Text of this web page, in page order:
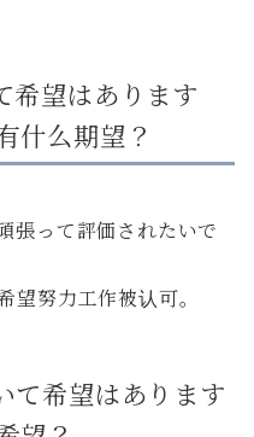
希望はあります
什么期望？
張って評価されたいで
望努力工作被认可。
て希望はあります